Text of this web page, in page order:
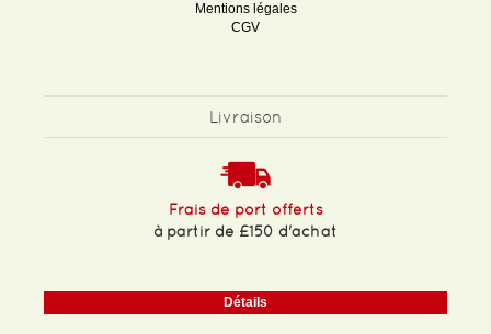
Mentions légales
CGV
Livraison
Frais de port offerts
à partir de £150 d'achat
Détails